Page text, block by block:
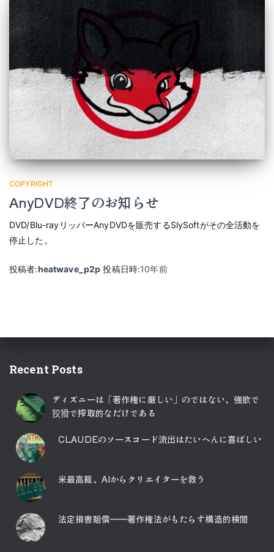
COPYRIGHT
AnyDVD終了のお知らせ
DVD/Blu-rayリッパーAnyDVDを販売するSlySoftがその全活動を
停止した。
投稿者:heatwave_p2p 投稿日時:10年前
Recent Posts
ディズニーは「著作権に厳しい」のではない、強欲で
狡猾で搾取的なだけである
CLAUDEのソースコード流出はたいへんに喜ばしい
米最高裁、AIからクリエイターを救う
法定損害賠償――著作権法がもたらす構造的検閲